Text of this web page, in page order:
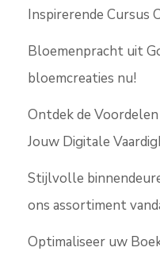
Inspirerende Cursus
Bloemenpracht uit
bloemcreaties nu!
Ontdek de
Jouw Digitale
Stijlvolle
ons assortiment
Optimaliseer uw